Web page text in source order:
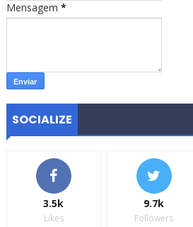
Mensagem *
SOCIALIZE
3.5k
Likes
9.7k
Followers